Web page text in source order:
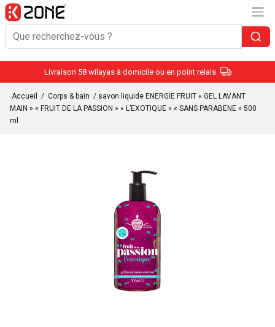
Livraison 58 wilayas à domicile ou en point relais
Accueil / Corps & bain / savon liquide ENERGIE FRUIT « GEL LAVANT
MAIN » « FRUIT DE LA PASSION » « L’EXOTIQUE » « SANS PARABENE » 500
ml